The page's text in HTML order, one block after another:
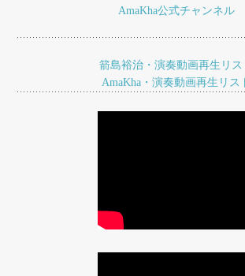
シ
ン
AmaKha公式チャンネル
箭島裕治・演奏動画再生リス
AmaKha・演奏動画再生リス